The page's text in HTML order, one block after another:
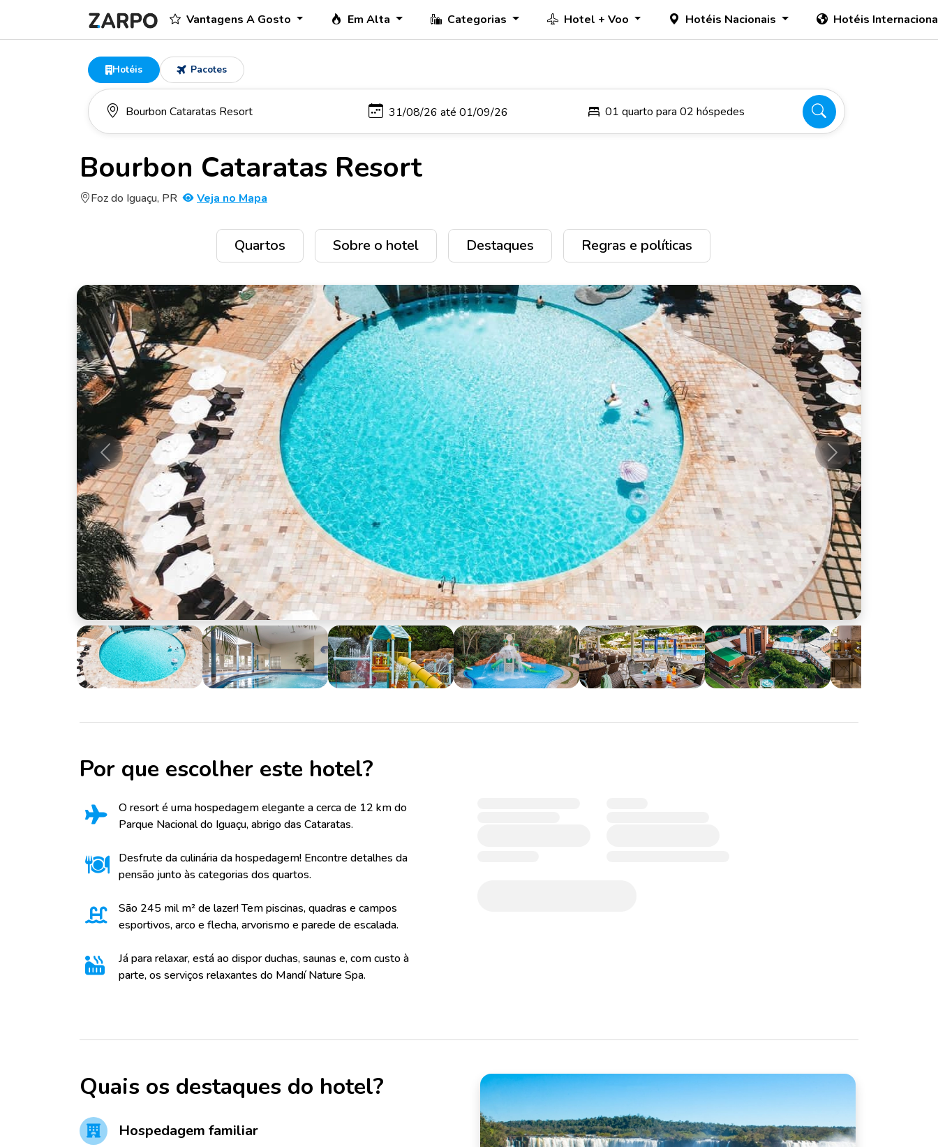
Vantagens A Gosto Em Alta Categorias Hotel + Voo Hotéis Nacionais Hotéis
Hotéis Pacotes
01 quarto para 02 hóspedes
Bourbon Cataratas Resort
Foz do Iguaçu, PR Veja no Mapa
Quartos Sobre o hotel Destaques Regras e políticas
Anterior Próximo
Por que escolher este hotel?
O resort é uma hospedagem elegante a cerca de 12 km do
Parque Nacional do Iguaçu, abrigo das Cataratas.
Desfrute da culinária da hospedagem! Encontre detalhes da
pensão junto às categorias dos quartos.
São 245 mil m² de lazer! Tem piscinas, quadras e campos
esportivos, arco e flecha, arvorismo e parede de escalada.
Já para relaxar, está ao dispor duchas, saunas e, com custo à
parte, os serviços relaxantes do Mandí Nature Spa.
Quais os destaques do hotel?
Hospedagem familiar